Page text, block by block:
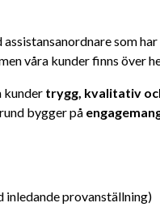
som
våra kunder finns över
kunder trygg, kvalitativ
bygger på
inledande provanställning)